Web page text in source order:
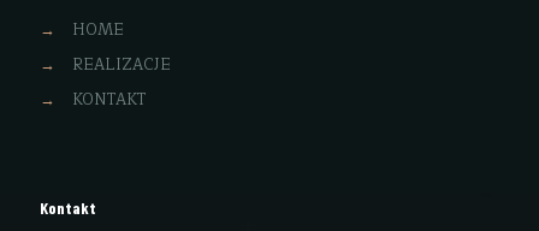
→
HOME
→
REALIZACJE
→
KONTAKT
Kontakt